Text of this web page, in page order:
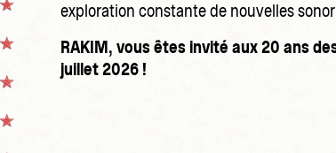
exploration constante de nouvelles
RAKIM, vous êtes invité aux 20 ans
juillet 2026 !